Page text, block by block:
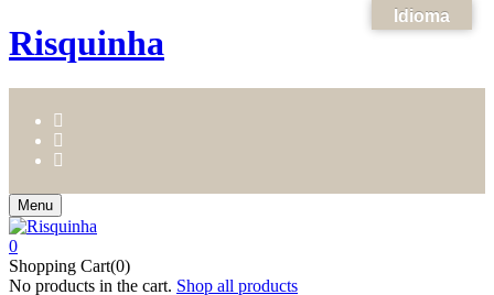
Risquinha
Menu
0
Shopping Cart(0)
No products in the cart. Shop all products
Idioma